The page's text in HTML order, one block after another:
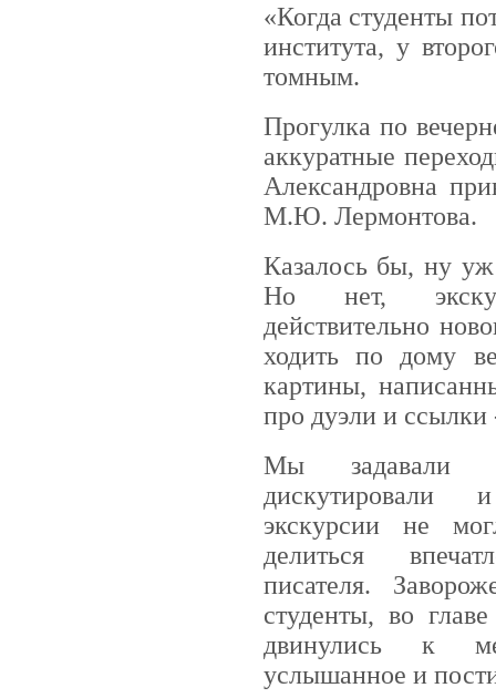
«Когда студенты
института, у
томным.
Прогулка по
аккуратные
Александровна
М.Ю. Лермонтова.
Казалось бы, ну
Но нет,
действительно
ходить по дому
картины,
про дуэли и ссылки
Мы задавали
экскурсии не
делиться
писателя.
студенты, во
двинулись к
услышанное и